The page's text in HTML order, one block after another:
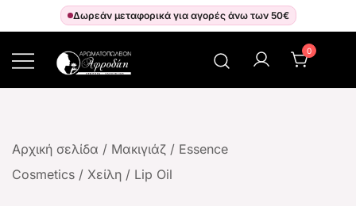
Δωρεάν μεταφορικά για αγορές άνω των 50€
0
Αρχική σελίδα / Μακιγιάζ / Essence
Cosmetics / Χείλη / Lip Oil